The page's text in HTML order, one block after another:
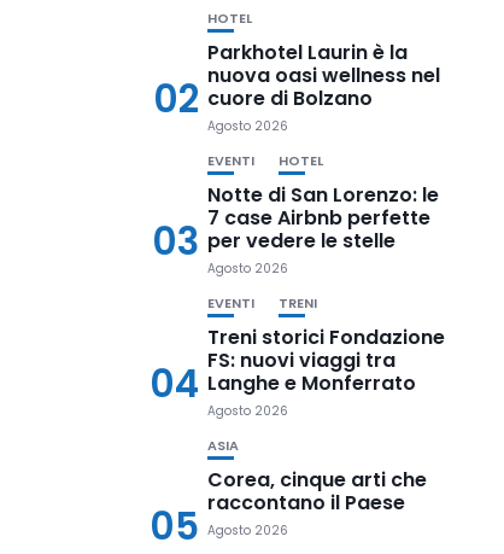
02
HOTEL
Parkhotel Laurin è la
nuova oasi wellness nel
cuore di Bolzano
Agosto 2026
03
EVENTI HOTEL
Notte di San Lorenzo: le
7 case Airbnb perfette
per vedere le stelle
Agosto 2026
04
EVENTI TRENI
Treni storici Fondazione
FS: nuovi viaggi tra
Langhe e Monferrato
Agosto 2026
05
ASIA
Corea, cinque arti che
raccontano il Paese
Agosto 2026